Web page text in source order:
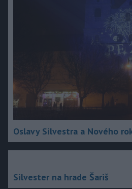
Oslavy Silvestra a Nového
Silvester na hrade Šariš